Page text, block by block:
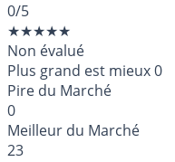
0/5
★★★★★
Non évalué
Plus grand est mieux0
Pire du Marché
0
Meilleur du Marché
23